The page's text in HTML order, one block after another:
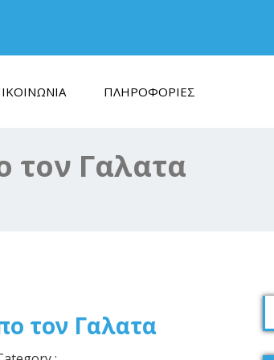
ΠΛΗΡΟΦΟΡΊΕΣ
τον Γαλατα
τον Γαλατα